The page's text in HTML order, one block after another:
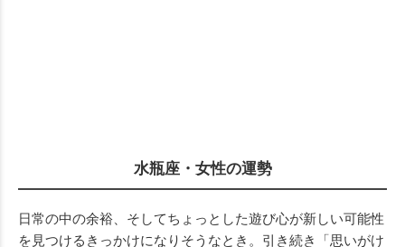
水瓶座・女性の運勢
日常の中の余裕、そしてちょっとした遊び心が新しい可能性
を見つけるきっかけになりそうなとき。引き続き「思いがけ